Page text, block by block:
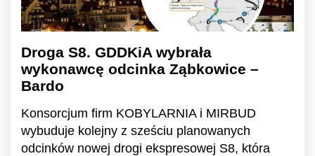
Droga S8. GDDKiA wybrała
wykonawcę odcinka Ząbkowice –
Bardo
Konsorcjum firm KOBYLARNIA i MIRBUD
wybuduje kolejny z sześciu planowanych
odcinków nowej drogi ekspresowej S8, która